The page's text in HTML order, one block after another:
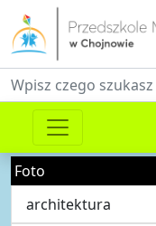
Fraza do wyszukiwania
Foto
architektura